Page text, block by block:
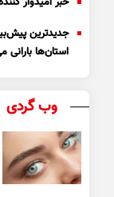
جدیدترین
استان‌ها بارانی
وب گردی